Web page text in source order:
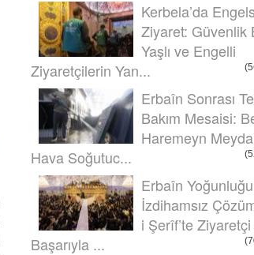
Kerbela’da
Ziyaret: Güvenlik
Yaşlı ve Engelli
Ziyaretçilerin Yan...
Erbaîn Sonrası
Bakım Mesaisi:
Haremeyn
Hava Soğutuc...
Erbaîn
İzdihamsız
i Şerîf’te Ziyaretçi
Başarıyla ...